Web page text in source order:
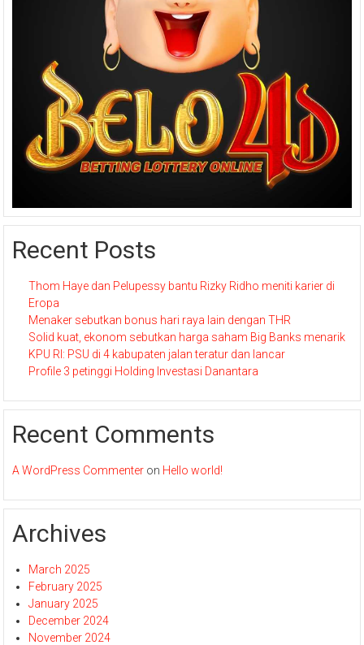
Recent Posts
Thom Haye dan Pelupessy bantu Rizky Ridho meniti karier di
Eropa
Menaker sebutkan bonus hari raya lain dengan THR
Solid kuat, ekonom sebutkan harga saham Big Banks menarik
KPU RI: PSU di 4 kabupaten jalan teratur dan lancar
Profile 3 petinggi Holding Investasi Danantara
Recent Comments
A WordPress Commenter on Hello world!
Archives
March 2025
February 2025
January 2025
December 2024
November 2024